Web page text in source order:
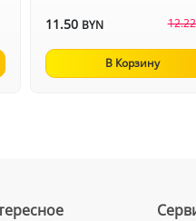
11.50 BYN
В Корзину